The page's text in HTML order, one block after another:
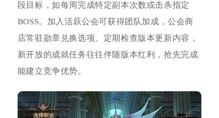
段目标，如每周完成特定副本次数或击杀指定
BOSS。加入活跃公会可获得团队加成，公会商
店常驻勋章兑换选项。定期检查版本更新内容，
新开放的成就任务往往伴随版本红利，抢先完成
能建立竞争优势。